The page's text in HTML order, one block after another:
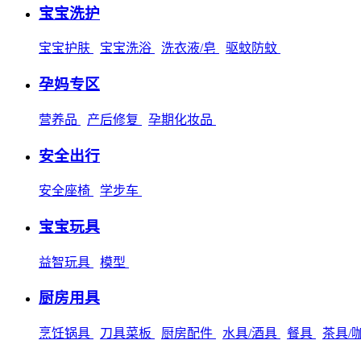
宝宝洗护
宝宝护肤 宝宝洗浴 洗衣液/皂 驱蚊防蚊
孕妈专区
营养品 产后修复 孕期化妆品
安全出行
安全座椅 学步车
宝宝玩具
益智玩具 模型
厨房用具
烹饪锅具 刀具菜板 厨房配件 水具/酒具 餐具 茶具/